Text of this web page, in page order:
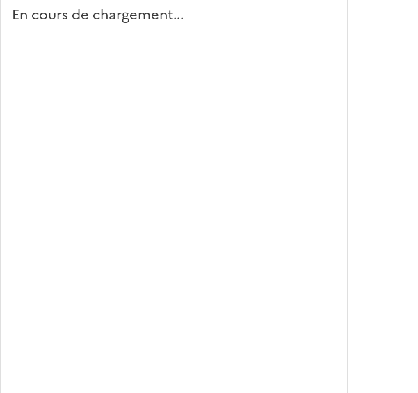
En cours de chargement...